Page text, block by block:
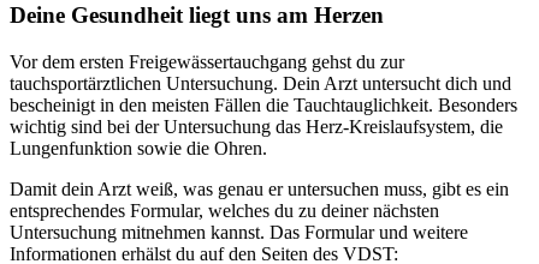
Deine Gesundheit liegt uns am Herzen
Vor dem ersten Freigewässertauchgang gehst du zur
tauchsportärztlichen Untersuchung. Dein Arzt untersucht dich und
bescheinigt in den meisten Fällen die Tauchtauglichkeit. Besonders
wichtig sind bei der Untersuchung das Herz-Kreislaufsystem, die
Lungenfunktion sowie die Ohren.
Damit dein Arzt weiß, was genau er untersuchen muss, gibt es ein
entsprechendes Formular, welches du zu deiner nächsten
Untersuchung mitnehmen kannst. Das Formular und weitere
Informationen erhälst du auf den Seiten des VDST: